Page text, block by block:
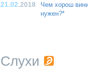
21.02.2018
Чем хорош
нужен?*
Слухи